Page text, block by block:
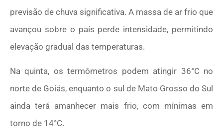
previsão de chuva significativa. A massa de ar frio que
avançou sobre o país perde intensidade, permitindo
elevação gradual das temperaturas.
Na quinta, os termômetros podem atingir 36°C no
norte de Goiás, enquanto o sul de Mato Grosso do Sul
ainda terá amanhecer mais frio, com mínimas em
torno de 14°C.